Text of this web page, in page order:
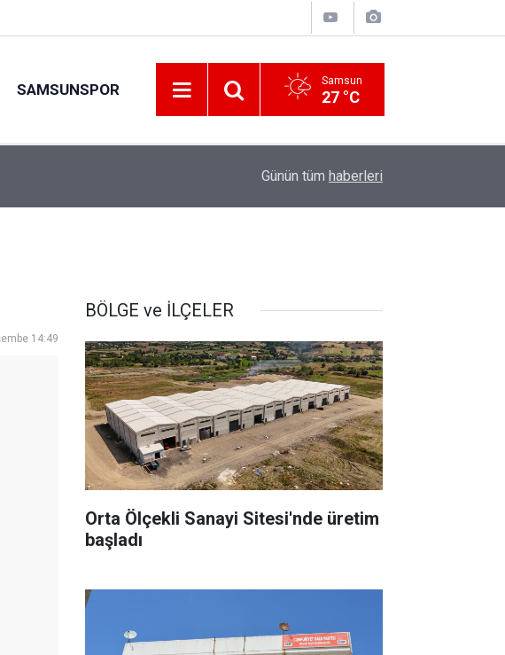
SAMSUNSPOR Samsun
27 °C
Samsunspor geriden gelerek kazandı
Günün tüm haberleri
14:49
BÖLGE ve İLÇELER
Orta Ölçekli Sanayi Sitesi'nde üretim
başladı